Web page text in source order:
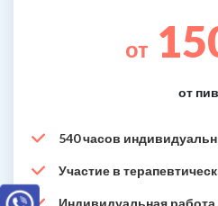
от
от
540 часов
Участие в
Индивидуальная